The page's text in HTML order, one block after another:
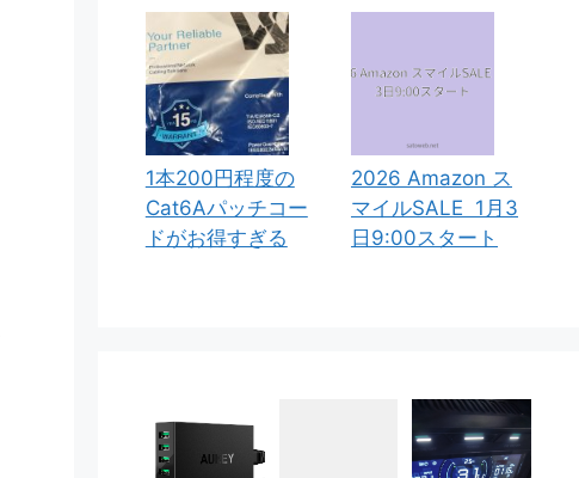
1本200円程度の
Cat6Aパッチコー
ドがお得すぎる
2026 Amazon ス
マイルSALE 1月3
日9:00スタート